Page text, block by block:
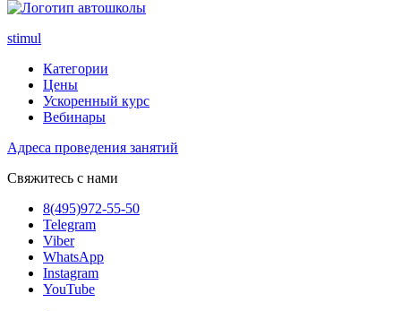
stimul
Категории
Цены
Ускоренный курс
Вебинары
Адреса проведения занятий
Свяжитесь с нами
8(495)972-55-50
Telegram
Viber
WhatsApp
Instagram
YouTube